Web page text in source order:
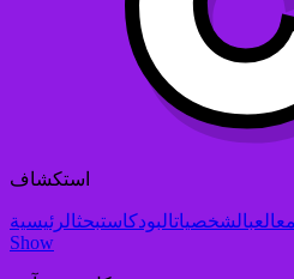
استكشاف
العبالشخصياتالبودكاستبحثالرئيسية
Show